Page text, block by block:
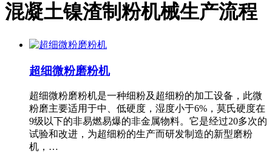
混凝土镍渣制粉机械生产流程
超细微粉磨粉机
超细微粉磨粉机是一种细粉及超细粉的加工设备，此微
粉磨主要适用于中、低硬度，湿度小于6%，莫氏硬度在
9级以下的非易燃易爆的非金属物料。它是经过20多次的
试验和改进，为超细粉的生产而研发制造的新型磨粉
机，…